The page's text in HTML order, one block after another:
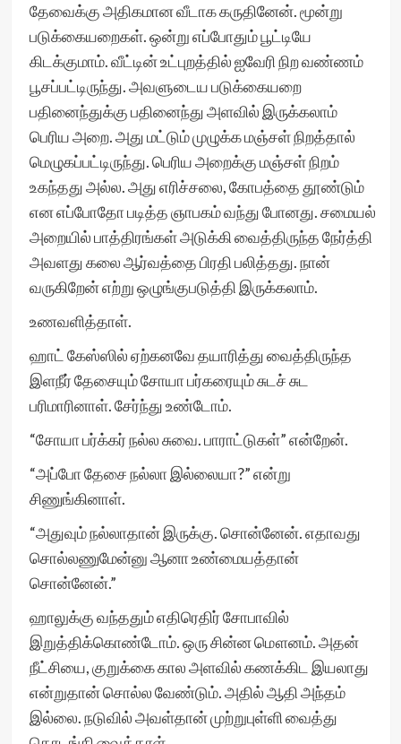
தேவைக்கு அதிகமான வீடாக கருதினேன். மூன்று
படுக்கையறைகள். ஒன்று எப்போதும் பூட்டியே
கிடக்குமாம். வீட்டின் உட்புறத்தில் ஐவேரி நிற வண்ணம்
பூசப்பட்டிருந்து. அவளுடைய படுக்கையறை
பதினைந்துக்கு பதினைந்து அளவில் இருக்கலாம்
பெரிய அறை. அது மட்டும் முழுக்க மஞ்சள் நிறத்தால்
மெழுகப்பட்டிருந்து. பெரிய அறைக்கு மஞ்சள் நிறம்
உகந்தது அல்ல. அது எரிச்சலை, கோபத்தை தூண்டும்
என எப்போதோ படித்த ஞாபகம் வந்து போனது. சமையல்
அறையில் பாத்திரங்கள் அடுக்கி வைத்திருந்த நேர்த்தி
அவளது கலை ஆர்வத்தை பிரதி பலித்தது. நான்
வருகிறேன் எற்று ஒழுங்குபடுத்தி இருக்கலாம்.
உணவளித்தாள்.
ஹாட் கேஸ்ஸில் ஏற்கனவே தயாரித்து வைத்திருந்த
இளநீர் தேசையும் சோயா பர்கரையும் சுடச் சுட
பரிமாரினாள். சேர்ந்து உண்டோம்.
“சோயா பர்க்கர் நல்ல சுவை. பாராட்டுகள்” என்றேன்.
“அப்போ தேசை நல்லா இல்லையா?” என்று
சிணுங்கினாள்.
“அதுவும் நல்லாதான் இருக்கு. சொன்னேன். எதாவது
சொல்லணுமேன்னு ஆனா உண்மையத்தான்
சொன்னேன்.”
ஹாலுக்கு வந்ததும் எதிரெதிர் சோபாவில்
இறுத்திக்கொண்டோம். ஒரு சின்ன மௌனம். அதன்
நீட்சியை, குறுக்கை கால அளவில் கணக்கிட இயலாது
என்றுதான் சொல்ல வேண்டும். அதில் ஆதி அந்தம்
இல்லை. நடுவில் அவள்தான் முற்றுபுள்ளி வைத்து